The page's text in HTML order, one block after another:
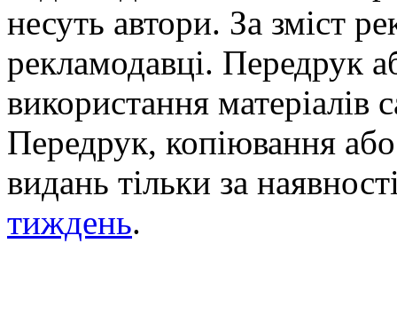
несуть автори. За зміст
рекламодавці. Передрук
використання матеріалів
Передрук, копіювання
видань тільки за
тиждень.